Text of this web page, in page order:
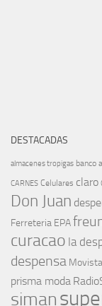
DESTACADAS
almacenes tropigas banco
CARNES Celulares claro
Don Juan
Ferreteria EPA
curacao la
despensa
prisma moda
siman